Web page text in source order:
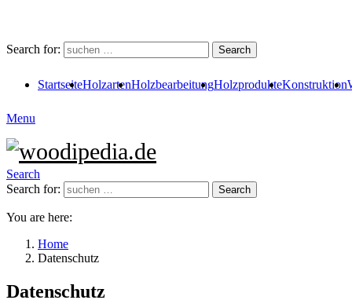
Search for: Search
StartseiteHolzartenHolzbearbeitungHolzprodukteKonstruktion
Menu
Search
Search for:
Search
You are here:
Home
Datenschutz
Datenschutz